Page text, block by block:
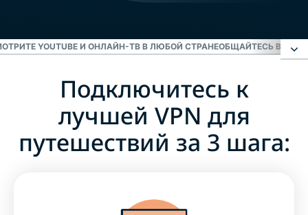
YOUTUBE И ОНЛАЙН-ТВ В ЛЮБОЙ СТРАНЕОБЩАЙТЕСЬ В
Подключитесь к лучшей VPN для путешествий
Как работает международная VPN-сеть?
Подключитесь к
лучшей VPN для
путешествий за 3 шага: